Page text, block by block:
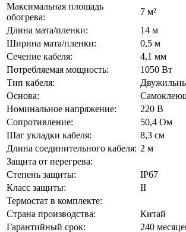
Максимальная площадь
обогрева:
7 м²
Длина мата/пленки:
14 м
Ширина мата/пленки:
0,5 м
Сечение кабеля:
4,1 мм
Потребляемая мощность:
1050 Вт
Тип кабеля:
Основа:
Номинальное напряжение:
220 В
Сопротивление:
50,4 Ом
Шаг укладки кабеля:
8,3 см
Длина соединительного кабеля: 2 м
Защита от перегрева:
Степень защиты:
IP67
Класс защиты:
II
Термостат в комплекте:
Страна производства:
Китай
Гарантийный срок:
240